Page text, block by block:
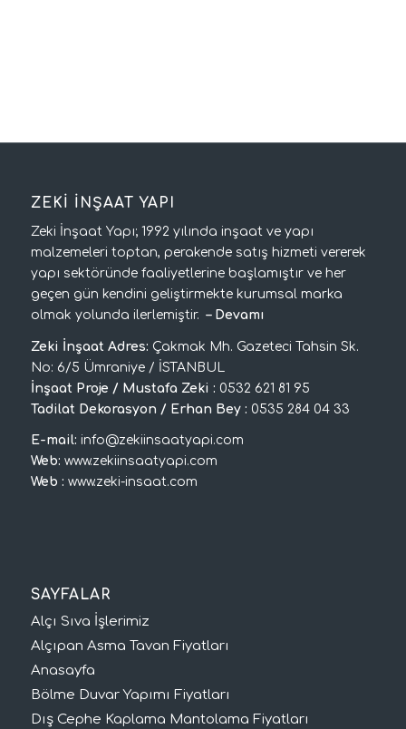
ZEKİ İNŞAAT YAPI
Zeki İnşaat Yapı; 1992 yılında inşaat ve yapı
malzemeleri toptan, perakende satış hizmeti vererek
yapı sektöründe faaliyetlerine başlamıştır ve her
geçen gün kendini geliştirmekte kurumsal marka
olmak yolunda ilerlemiştir.– Devamı
Zeki İnşaat Adres: Çakmak Mh. Gazeteci Tahsin Sk.
No: 6/5 Ümraniye / İSTANBUL
İnşaat Proje / Mustafa Zeki : 0532 621 81 95
Tadilat Dekorasyon / Erhan Bey : 0535 284 04 33
E-mail: info@zekiinsaatyapi.com
Web: www.zekiinsaatyapi.com
Web : www.zeki-insaat.com
SAYFALAR
Alçı Sıva İşlerimiz
Alçıpan Asma Tavan Fiyatları
Anasayfa
Bölme Duvar Yapımı Fiyatları
Dış Cephe Kaplama Mantolama Fiyatları